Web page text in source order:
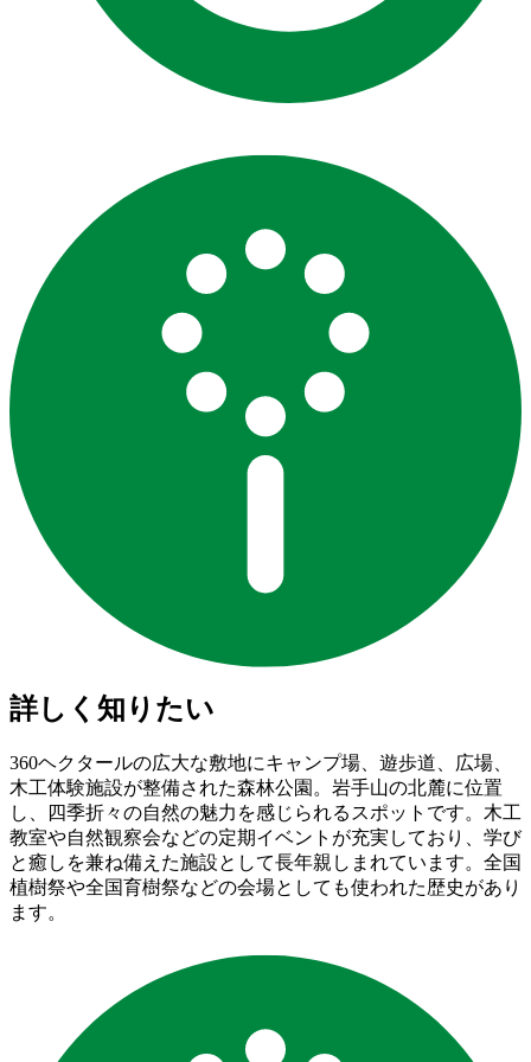
詳しく知りたい
360ヘクタールの広大な敷地にキャンプ場、遊歩道、広場、
木工体験施設が整備された森林公園。岩手山の北麓に位置
し、四季折々の自然の魅力を感じられるスポットです。木工
教室や自然観察会などの定期イベントが充実しており、学び
と癒しを兼ね備えた施設として長年親しまれています。全国
植樹祭や全国育樹祭などの会場としても使われた歴史があり
ます。